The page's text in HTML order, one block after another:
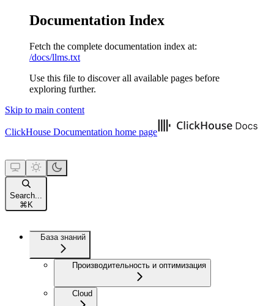
Documentation Index
Fetch the complete documentation index at:
/docs/llms.txt
Use this file to discover all available pages before
exploring further.
Skip to main content
ClickHouse Documentation home page
Search...
⌘ K
База знаний
Производительность и оптимизация
Cloud